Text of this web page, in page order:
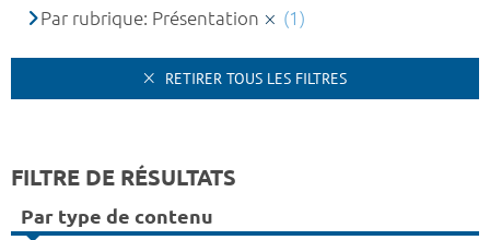
Par rubrique: Présentation
(1)
RETIRER TOUS LES FILTRES
FILTRE DE RÉSULTATS
Par type de contenu